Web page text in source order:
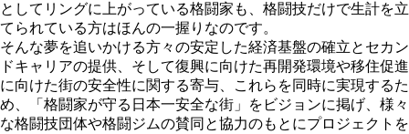
としてリングに上がっている格闘家も、格闘技だけで生計を立
てられている方はほんの一握りなのです。
そんな夢を追いかける方々の安定した経済基盤の確立とセカン
ドキャリアの提供、そして復興に向けた再開発環境や移住促進
に向けた街の安全性に関する寄与、これらを同時に実現するた
め、「格闘家が守る日本一安全な街」をビジョンに掲げ、様々
な格闘技団体や格闘ジムの賛同と協力のもとにプロジェクトを